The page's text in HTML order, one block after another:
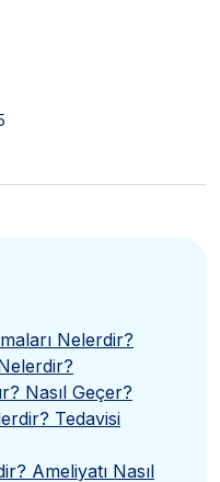
Nelerdir?
Nasıl Geçer?
Tedavisi
Ameliyatı Nasıl